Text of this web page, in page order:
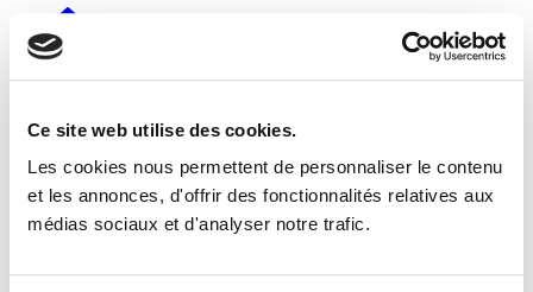
Ce site web utilise des cookies.
Les cookies nous permettent de personnaliser le contenu
et les annonces, d'offrir des fonctionnalités relatives aux
médias sociaux et d'analyser notre trafic.
À propos
Blog
Actualités